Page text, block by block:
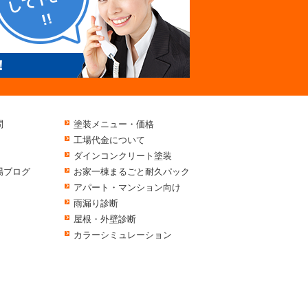
ブログ
塗装メニュー・価格
工場代金について
ダインコンクリート塗装
お家一棟まるごと耐久パック
アパート・マンション向け
雨漏り診断
屋根・外壁診断
カラーシミュレーション